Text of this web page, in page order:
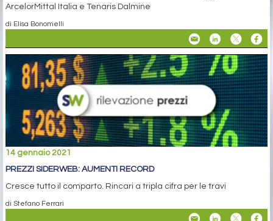
ArcelorMittal Italia e Tenaris Dalmine
di Elisa Bonomelli
14 gennaio 2021
PREZZI SIDERWEB: AUMENTI RECORD
Cresce tutto il comparto. Rincari a tripla cifra per le travi
di Stefano Ferrari